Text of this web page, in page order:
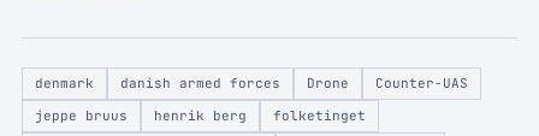
denmark danish armed forces Drone
Counter-UAS
jeppe bruus
henrik berg
folketinget